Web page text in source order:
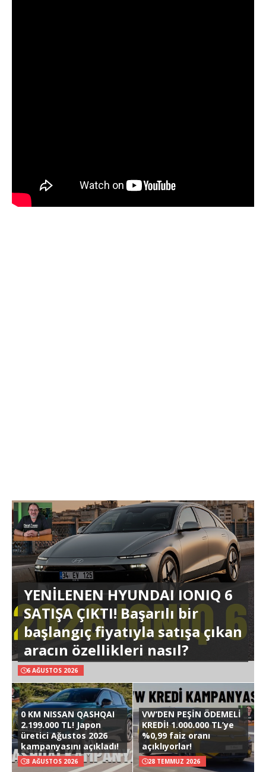
YENİLENEN HYUNDAI IONIQ 6
SATIŞA ÇIKTI! Başarılı bir
başlangıç fiyatıyla satışa çıkan
aracın özellikleri nasıl?
6 AĞUSTOS 2026
0 KM NISSAN QASHQAI
2.199.000 TL! Japon
üretici Ağustos 2026
kampanyasını açıkladı!
3 AĞUSTOS 2026
VW’DEN PEŞİN ÖDEMELİ
KREDİ! 1.000.000 TL’ye
%0,99 faiz oranı
açıklıyorlar!
28 TEMMUZ 2026